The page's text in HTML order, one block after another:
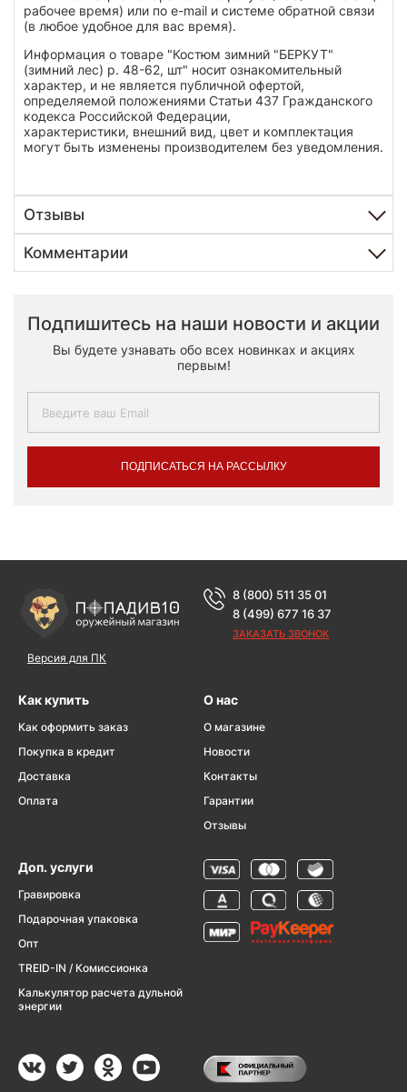
рабочее время) или по e-mail и системе обратной связи
(в любое удобное для вас время).
Информация о товаре "Костюм зимний "БЕРКУТ"
(зимний лес) р. 48-62, шт" носит ознакомительный
характер, и не является публичной офертой,
определяемой положениями Статьи 437 Гражданского
кодекса Российской Федерации,
характеристики, внешний вид, цвет и комплектация
могут быть изменены производителем без уведомления.
Отзывы
Комментарии
Подпишитесь на наши новости и акции
Вы будете узнавать обо всех новинках и акциях
первым!
ПОДПИСАТЬСЯ НА РАССЫЛКУ
Версия для ПК
8 (800) 511 35 01
8 (499) 677 16 37
ЗАКАЗАТЬ ЗВОНОК
Как купить
Как оформить заказ
Покупка в кредит
Доставка
Оплата
О нас
О магазине
Новости
Контакты
Гарантии
Отзывы
Доп. услуги
Гравировка
Подарочная упаковка
Опт
TREID-IN / Комиссионка
Калькулятор расчета дульной
энергии